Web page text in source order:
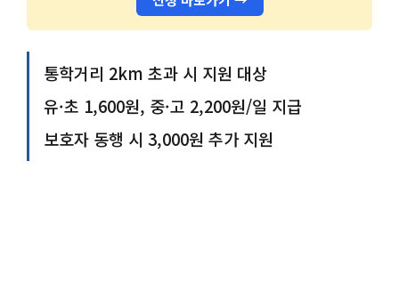
통학거리 2km 초과 시 지원 대상
유·초 1,600원, 중·고 2,200원/일 지급
보호자 동행 시 3,000원 추가 지원